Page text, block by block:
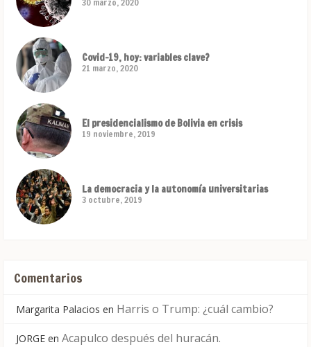
30 marzo, 2020
Covid-19, hoy: variables clave?
21 marzo, 2020
El presidencialismo de Bolivia en crisis
19 noviembre, 2019
La democracia y la autonomía universitarias
3 octubre, 2019
Comentarios
Margarita Palacios en Harris o Trump: ¿cuál cambio?
JORGE en Acapulco después del huracán.